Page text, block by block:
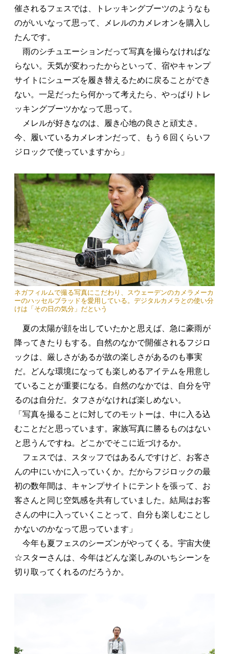
催されるフェスでは、トレッキングブーツのようなも
のがいいなって思って、メレルのカメレオンを購入し
たんです。
雨のシチュエーションだって写真を撮らなければな
らない。天気が変わったからといって、宿やキャンプ
サイトにシューズを履き替えるために戻ることができ
ない。一足だったら何かって考えたら、やっぱりトレ
ッキングブーツかなって思って。
メレルが好きなのは、履き心地の良さと頑丈さ。
今、履いているカメレオンだって、もう６回くらいフ
ジロックで使っていますから」
ネガフィルムで撮る写真にこだわり、スウェーデンのカメラメーカ
ーのハッセルブラッドを愛用している。デジタルカメラとの使い分
けは「その日の気分」だという
夏の太陽が顔を出していたかと思えば、急に豪雨が
降ってきたりもする。自然のなかで開催されるフジロ
ックは、厳しさがあるが故の楽しさがあるのも事実
だ。どんな環境になっても楽しめるアイテムを用意し
ていることが重要になる。自然のなかでは、自分を守
るのは自分だ。タフさがなければ楽しめない。
「写真を撮ることに対してのモットーは、中に入る込
むことだと思っています。家族写真に勝るものはない
と思うんですね。どこかでそこに近づけるか。
フェスでは、スタッフではあるんですけど、お客さ
んの中にいかに入っていくか。だからフジロックの最
初の数年間は、キャンプサイトにテントを張って、お
客さんと同じ空気感を共有していました。結局はお客
さんの中に入っていくことって、自分も楽しむことし
かないのかなって思っています」
今年も夏フェスのシーズンがやってくる。宇宙大使
☆スターさんは、今年はどんな楽しみのいちシーンを
切り取ってくれるのだろうか。